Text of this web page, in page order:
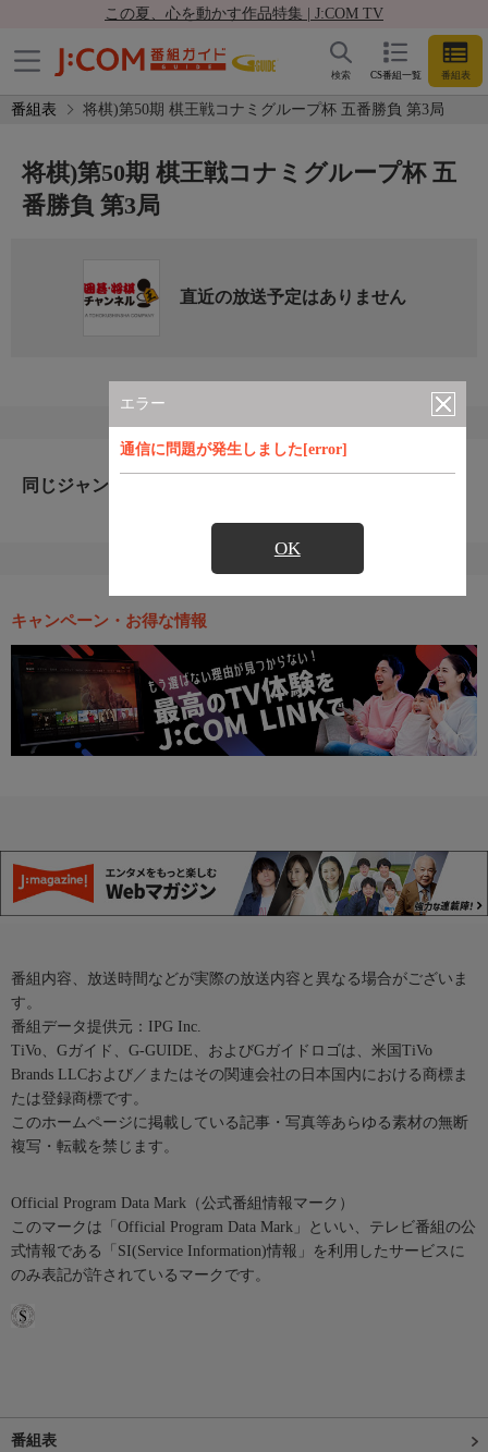
この夏、心を動かす作品特集 | J:COM TV
CS番組一覧 番組表
検索
番組表 将棋)第50期 棋王戦コナミグループ杯 五番勝負 第3局
エラー
通信に問題が発生しました[error]
OK
将棋)第50期 棋王戦コナミグループ杯 五
番勝負 第3局
直近の放送予定はありません
同じジャンルのおすすめ番組
キャンペーン・お得な情報
番組内容、放送時間などが実際の放送内容と異なる場合がございま
す。
番組データ提供元：IPG Inc.
TiVo、Gガイド、G-GUIDE、およびGガイドロゴは、米国TiVo
Brands LLCおよび／またはその関連会社の日本国内における商標ま
たは登録商標です。
このホームページに掲載している記事・写真等あらゆる素材の無断
複写・転載を禁じます。
Official Program Data Mark（公式番組情報マーク）
このマークは「Official Program Data Mark」といい、テレビ番組の公
式情報である「SI(Service Information)情報」を利用したサービスに
のみ表記が許されているマークです。
番組表